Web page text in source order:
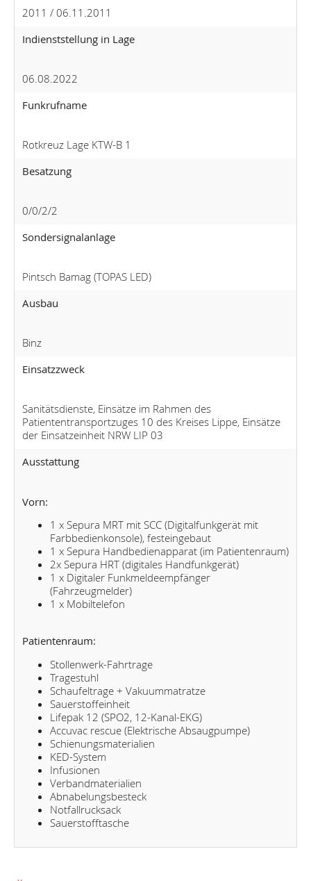
2011 / 06.11.2011
Indienststellung in Lage
06.08.2022
Funkrufname
Rotkreuz Lage KTW-B 1
Besatzung
0/0/2/2
Sondersignalanlage
Pintsch Bamag (TOPAS LED)
Ausbau
Binz
Einsatzzweck
Sanitätsdienste, Einsätze im Rahmen des
Patiententransportzuges 10 des Kreises Lippe, Einsätze
der Einsatzeinheit NRW LIP 03
Ausstattung
Vorn:
1 x Sepura MRT mit SCC (Digitalfunkgerät mit
Farbbedienkonsole), festeingebaut
1 x Sepura Handbedienapparat (im Patientenraum)
2x Sepura HRT (digitales Handfunkgerät)
1 x Digitaler Funkmeldeempfänger
(Fahrzeugmelder)
1 x Mobiltelefon
Patientenraum:
Stollenwerk-Fahrtrage
Tragestuhl
Schaufeltrage + Vakuummatratze
Sauerstoffeinheit
Lifepak 12 (SPO2, 12-Kanal-EKG)
Accuvac rescue (Elektrische Absaugpumpe)
Schienungsmaterialien
KED-System
Infusionen
Verbandmaterialien
Abnabelungsbesteck
Notfallrucksack
Sauerstofftasche